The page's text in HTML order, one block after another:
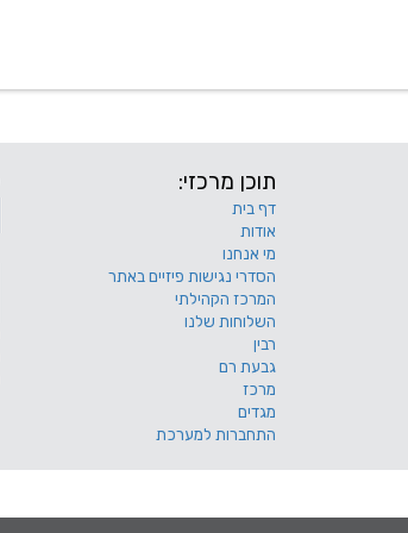
תוכן מרכזי:
דף בית
אודות
מי אנחנו
הסדרי נגישות פיזיים באתר
המרכז הקהילתי
השלוחות שלנו
רבין
גבעת רם
מרכז
מגדים
התחברות למערכת